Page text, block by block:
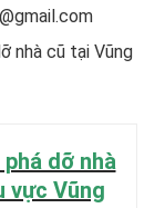
nhà cũ tại Vũng
dỡ nhà
vực Vũng